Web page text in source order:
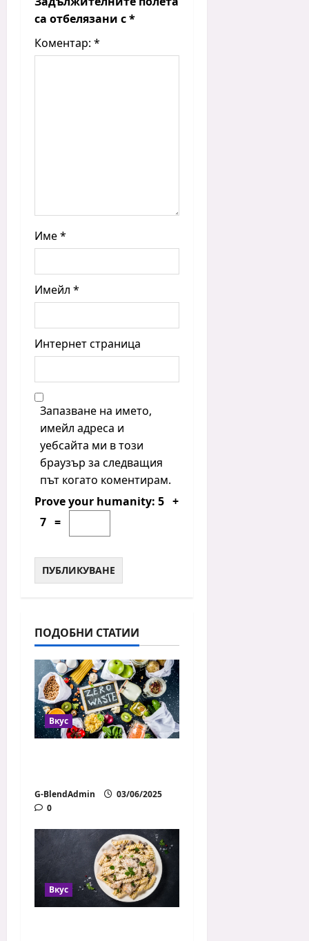
n
са отбелязани с*
Коментар: *
Име*
Имейл *
Интернет страница
Запазване на името,
имейл адреса и
уебсайта ми в този
браузър за следващия
път когато коментирам.
Prove your humanity: 5 +
7 =
ПОДОБНИ СТАТИИ
Вкус
G-BlendAdmin
03/06/2025
0
Вкус